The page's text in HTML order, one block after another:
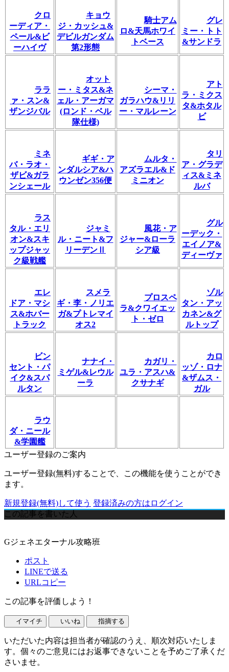
クロ
ーディア・
ペール&ビ
ーハイヴ
キョウ
ジ・カッシュ&
デビルガンダム
第2形態
騎士アム
ロ&天馬ホワイ
トベース
グレ
ミー・トト
&サンドラ
ララ
ァ・スン&
ザンジバル
オット
ー・ミタス&ネ
ェル・アーガマ
(ロンド・ベル
隊仕様)
シーマ・
ガラハウ&リリ
ー・マルレーン
アト
ラ・ミクス
タ&ホタル
ビ
ミネ
バ・ラオ・
ザビ&ガラ
ンシェール
ギギ・ア
ンダルシア&ハ
ウンゼン356便
ムルタ・
アズラエル&ド
ミニオン
タリ
ア・グラデ
ィス&ミネ
ルバ
ラス
タル・エリ
オン&スキ
ップジャッ
ク級戦艦
ジャミ
ル・ニート&フ
リーデンⅡ
風花・ア
ジャー&ローラ
シア級
グル
ーデック・
エイノア&
ディーヴァ
エレ
ドア・マシ
ス&ホバー
トラック
スメラ
ギ・李・ノリエ
ガ&プトレマイ
オス2
プロスペ
ラ&クワイエッ
ト・ゼロ
ゾル
タン・アッ
カネン&グ
ルトップ
ビン
セント・パ
イク&スパ
ルタン
ナナイ・
ミゲル&レウル
ーラ
カガリ・
ユラ・アスハ&
クサナギ
カロ
ッゾ・ロナ
&ザムス・
ガル
ラウ
ダ・ニール
&学園艦
ユーザー登録のご案内
ユーザー登録(無料)することで、この機能を使うことができ
ます。
新規登録(無料)して使う 登録済みの方はログイン
この記事を書いた人
Gジェネエターナル攻略班
ポスト
LINEで送る
URLコピー
この記事を評価しよう！
イマイチ いいね 指摘する
いただいた内容は担当者が確認のうえ、順次対応いたしま
す。個々のご意見にはお返事できないことを予めご了承くだ
さいませ。